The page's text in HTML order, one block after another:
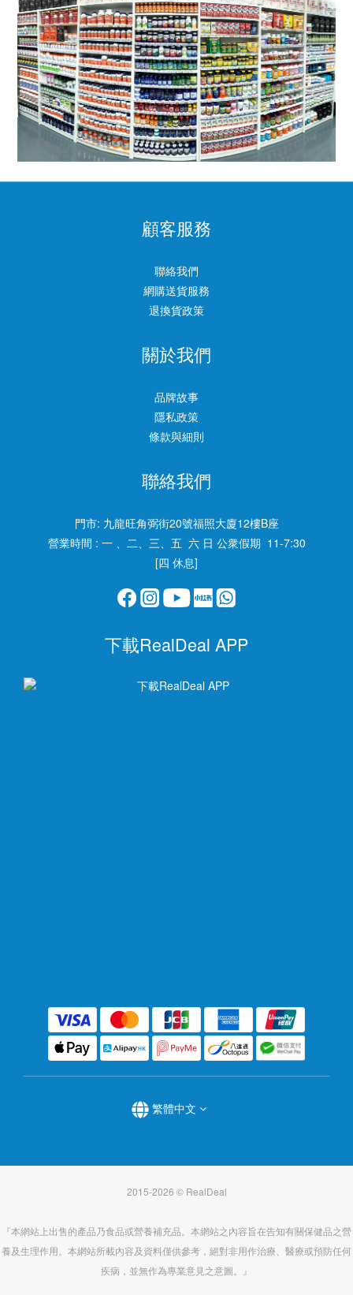
顧客服務
聯絡我們
網購送貨服務
退換貨政策
關於我們
品牌故事
隱私政策
條款與細則
聯絡我們
門市: 九龍旺角弼街20號福照大廈12樓B座
營業時間 : 一 、二、三、五 六 日 公衆假期 11-7:30
[四 休息]
下載RealDeal APP
繁體中文
2015-2026 © RealDeal
『本網站上出售的產品乃食品或營養補充品。本網站之內容旨在告知有關保健品之營
養及生理作用。本網站所載內容及資料僅供參考，絕對非用作治療、醫療或預防任何
疾病，並無作為專業意見之意圖。』